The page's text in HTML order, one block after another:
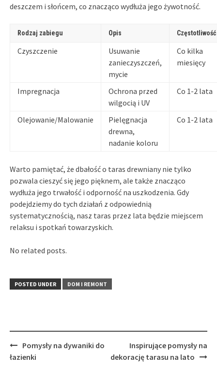
deszczem i słońcem, co znacząco wydłuża jego żywotność.
Rodzaj zabiegu Opis Częstotliwość
Czyszczenie
Usuwanie
zanieczyszczeń,
mycie
Co kilka
miesięcy
Impregnacja
Ochrona przed
wilgocią i UV
Co 1-2 lata
Olejowanie/Malowanie
Pielęgnacja
drewna,
nadanie koloru
Co 1-2 lata
Warto pamiętać, że dbałość o taras drewniany nie tylko
pozwala cieszyć się jego pięknem, ale także znacząco
wydłuża jego trwałość i odporność na uszkodzenia. Gdy
podejdziemy do tych działań z odpowiednią
systematycznością, nasz taras przez lata będzie miejscem
relaksu i spotkań towarzyskich.
No related posts.
POSTED UNDER DOM I REMONT
Post
navigation
Pomysły na dywaniki do
łazienki
Inspirujące pomysły na
dekorację tarasu na lato